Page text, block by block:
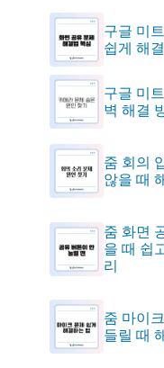
구글 미
쉽게 해
구글 미
벽 해결
줌 회의
않을 때
줌 화면
을 때 쉽
리
줌 마이
들릴 때